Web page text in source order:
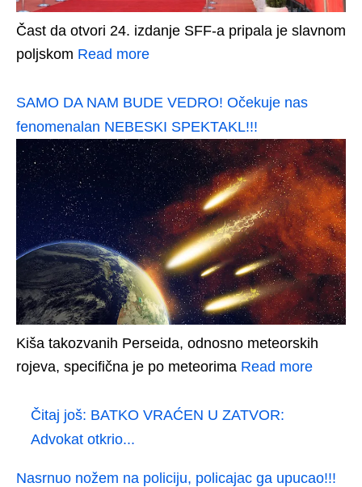
Čast da otvori 24. izdanje SFF-a pripala je slavnom
poljskom Read more
SAMO DA NAM BUDE VEDRO! Očekuje nas
fenomenalan NEBESKI SPEKTAKL!!!
Kiša takozvanih Perseida, odnosno meteorskih
rojeva, specifična je po meteorima Read more
Čitaj još: BATKO VRAĆEN U ZATVOR:
Advokat otkrio...
Nasrnuo nožem na policiju, policajac ga upucao!!!